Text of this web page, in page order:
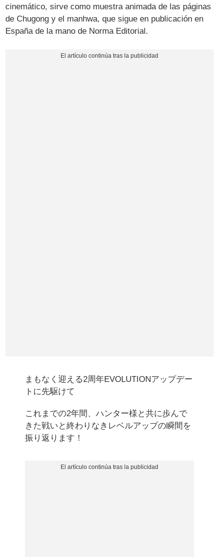
cinemático, sirve como muestra animada de las páginas
de Chugong y el manhwa, que sigue en publicación en
España de la mano de Norma Editorial.
まもなく迎える2周年EVOLUTIONアップデー
トに先駆けて
これまでの2年間、ハンター様と共に歩んで
きた戦いと終わりなきレベルアップの瞬間を
振り返ります！